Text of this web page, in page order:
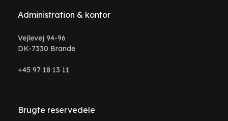
Administration & kontor
Vejlevej 94-96
DK-7330 Brande
+45 97 18 13 11
Brugte reservedele